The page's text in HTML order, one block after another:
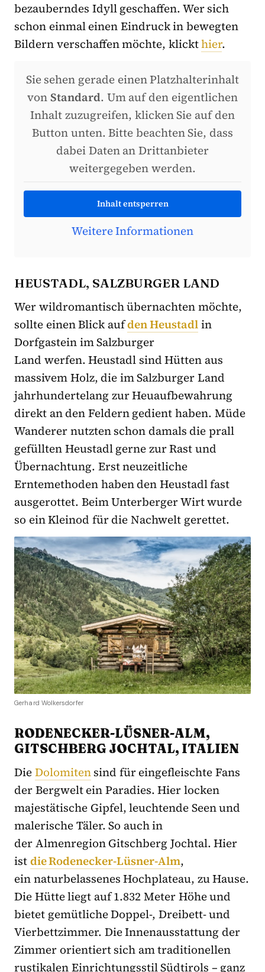
bezauberndes Idyll geschaffen. Wer sich
schon einmal einen Eindruck in bewegten
Bildern verschaffen möchte, klickthier.
Sie sehen gerade einen Platzhalterinhalt
vonStandard. Um auf den eigentlichen
Inhalt zuzugreifen, klicken Sie auf den
Button unten. Bitte beachten Sie, dass
dabei Daten an Drittanbieter
weitergegeben werden.
Inhalt entsperren
Weitere Informationen
HEUSTADL, SALZBURGER LAND
Wer wildromantisch übernachten möchte,
sollte einen Blick aufden Heustadlin
Dorfgastein im Salzburger
Land werfen. Heustadl sind Hütten aus
massivem Holz, die im Salzburger Land
jahrhundertelang zur Heuaufbewahrung
direkt an den Feldern gedient haben. Müde
Wanderer nutzten schon damals die prall
gefüllten Heustadl gerne zur Rast und
Übernachtung. Erst neuzeitliche
Erntemethoden haben den Heustadl fast
ausgerottet. Beim Unterberger Wirt wurde
so ein Kleinod für die Nachwelt gerettet.
Gerhard Wolkersdorfer
RODENECKER-LÜSNER-ALM,
GITSCHBERG JOCHTAL, ITALIEN
DieDolomitensind für eingefleischte Fans
der Bergwelt ein Paradies. Hier locken
majestätische Gipfel, leuchtende Seen und
malerische Täler. So auch in
der Almenregion Gitschberg Jochtal. Hier
istdie Rodenecker-Lüsner-Alm,
ein naturbelassenes Hochplateau, zu Hause.
Die Hütte liegt auf 1.832 Meter Höhe und
bietet gemütliche Doppel-, Dreibett- und
Vierbettzimmer. Die Innenausstattung der
Zimmer orientiert sich am traditionellen
rustikalen Einrichtungsstil Südtirols – ganz